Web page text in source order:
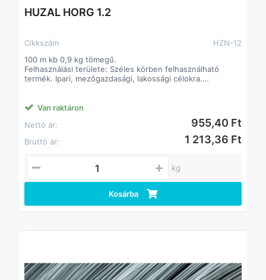
HUZAL HORG 1.2
Cikkszám
HZN-12
100 m kb 0,9 kg tömegű.
Felhasználási területe: Széles körben felhasználható
termék. Ipari, mezőgazdasági, lakossági célokra.
Jellemzően tüzihorganyzás, egyes átmérőknél elektro
Van raktáron
Nettó ár:
955,40 Ft
Bruttó ár: 1 213,36 Ft
kg
Kosárba